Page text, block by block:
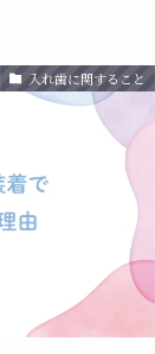
入れ歯に関すること